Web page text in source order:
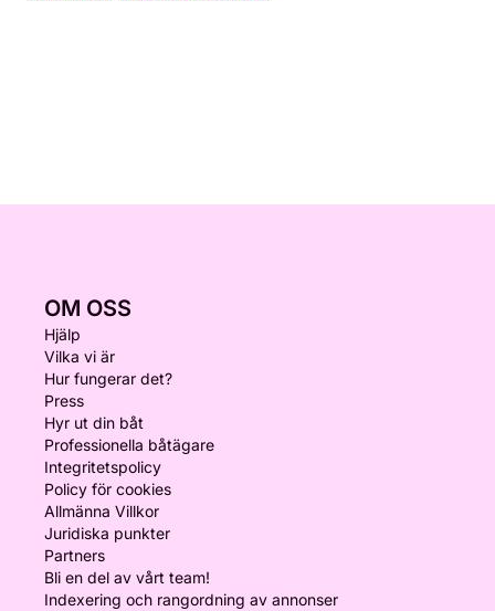
OM OSS
Hjälp
Vilka vi är
Hur fungerar det?
Press
Hyr ut din båt
Professionella båtägare
Integritetspolicy
Policy för cookies
Allmänna Villkor
Juridiska punkter
Partners
Bli en del av vårt team!
Indexering och rangordning av annonser